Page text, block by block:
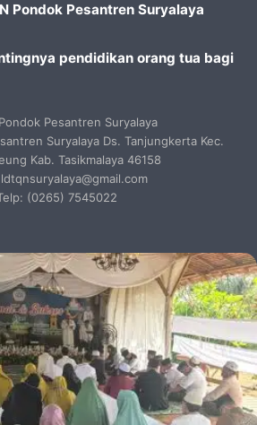
Pondok Pesantren Suryalaya
pendidikan orang tua bagi
Pesantren Suryalaya
Suryalaya Ds. Tanjungkerta Kec.
Kab. Tasikmalaya 46158
(0265) 7545022